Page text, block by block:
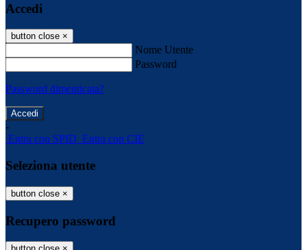
Accedi
button close ×
Nome Utente
Password
Password dimenticata?
-
Entra con SPID Entra con CIE
Seleziona utente
button close ×
Recupero password